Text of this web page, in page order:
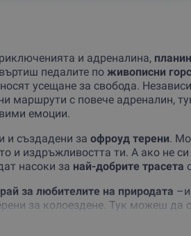
и адреналина,
педалите поживописни
усещане за свобода.
маршрути с повече адреналин,
емоции.
и създадени за офроуд терени.
и издръжливостта ти. А ако не
насоки за най-добрите трасета
рай за любителите на природата
за колоездене. Тук можеш да
за всичко друго.